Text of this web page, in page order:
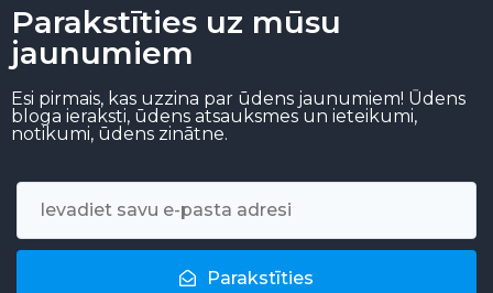
Parakstīties uz mūsu
jaunumiem
Esi pirmais, kas uzzina par ūdens jaunumiem! Ūdens
bloga ieraksti, ūdens atsauksmes un ieteikumi,
notikumi, ūdens zinātne.
Parakstīties